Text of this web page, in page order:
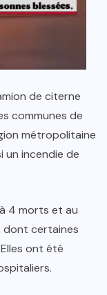
de citerne
communes de
métropolitaine
un incendie de
4 morts et au
dont certaines
ont été